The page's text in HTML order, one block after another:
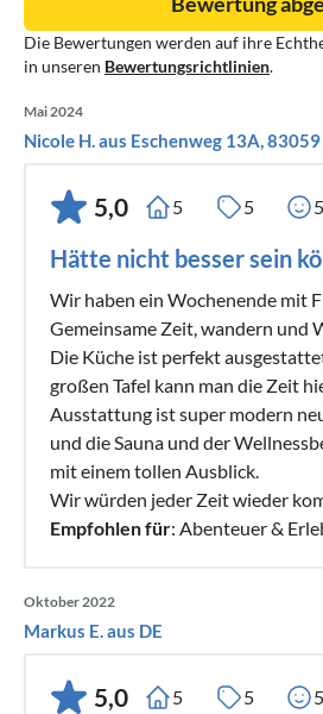
zwischenzeitlich durch unseren
zu lassen.
• Handtücher, Saunatücher und
Zimmern bereit. Gegen Aufpreis ist
Handtücher zwischenzeitlich durch
Reinigungsservice wechseln zu
• BOGNER Handseife und
• die Nutzung von NETFLIX,
kostenfrei
• Gas für den Aussengrill
• Empfang durch unser Team und
Besonderheiten des Objekts nach
Team.
• Endreinigung im ausgewiesenen
ZUSÄTZLICHE KOSTEN
• Kaution 1500€
• Kurtaxe von 3,5€ pro Person und
• EV-Ladegerät Typ 2 nach
MEHR UNTER DasKoeniglich.at
Die Bewertungen werden auf ihre
in unseren Bewertungsrichtlinien.
Mai 2024
Nicole H. aus Eschenweg 13A,
5,0 5 5 5
Hätte nicht besser sein
Wir haben ein Wochenende mit
Gemeinsame Zeit, wandern und
Die Küche ist perfekt
großen Tafel kann man die Zeit
Ausstattung ist super modern
und die Sauna und der
mit einem tollen Ausblick.
Wir würden jeder Zeit wieder
Empfohlen für: Abenteuer &
Oktober 2022
Markus E. aus DE
5,0 5 5 5